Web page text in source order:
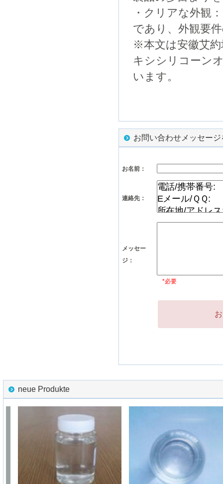
・クリアな外観
であり、外観要
※本文は安徽艾
キシシリコーン
います。
お問い合わせメッセー
お名前：
連絡先：
メッセー
ジ：
*必要
neue Produkte